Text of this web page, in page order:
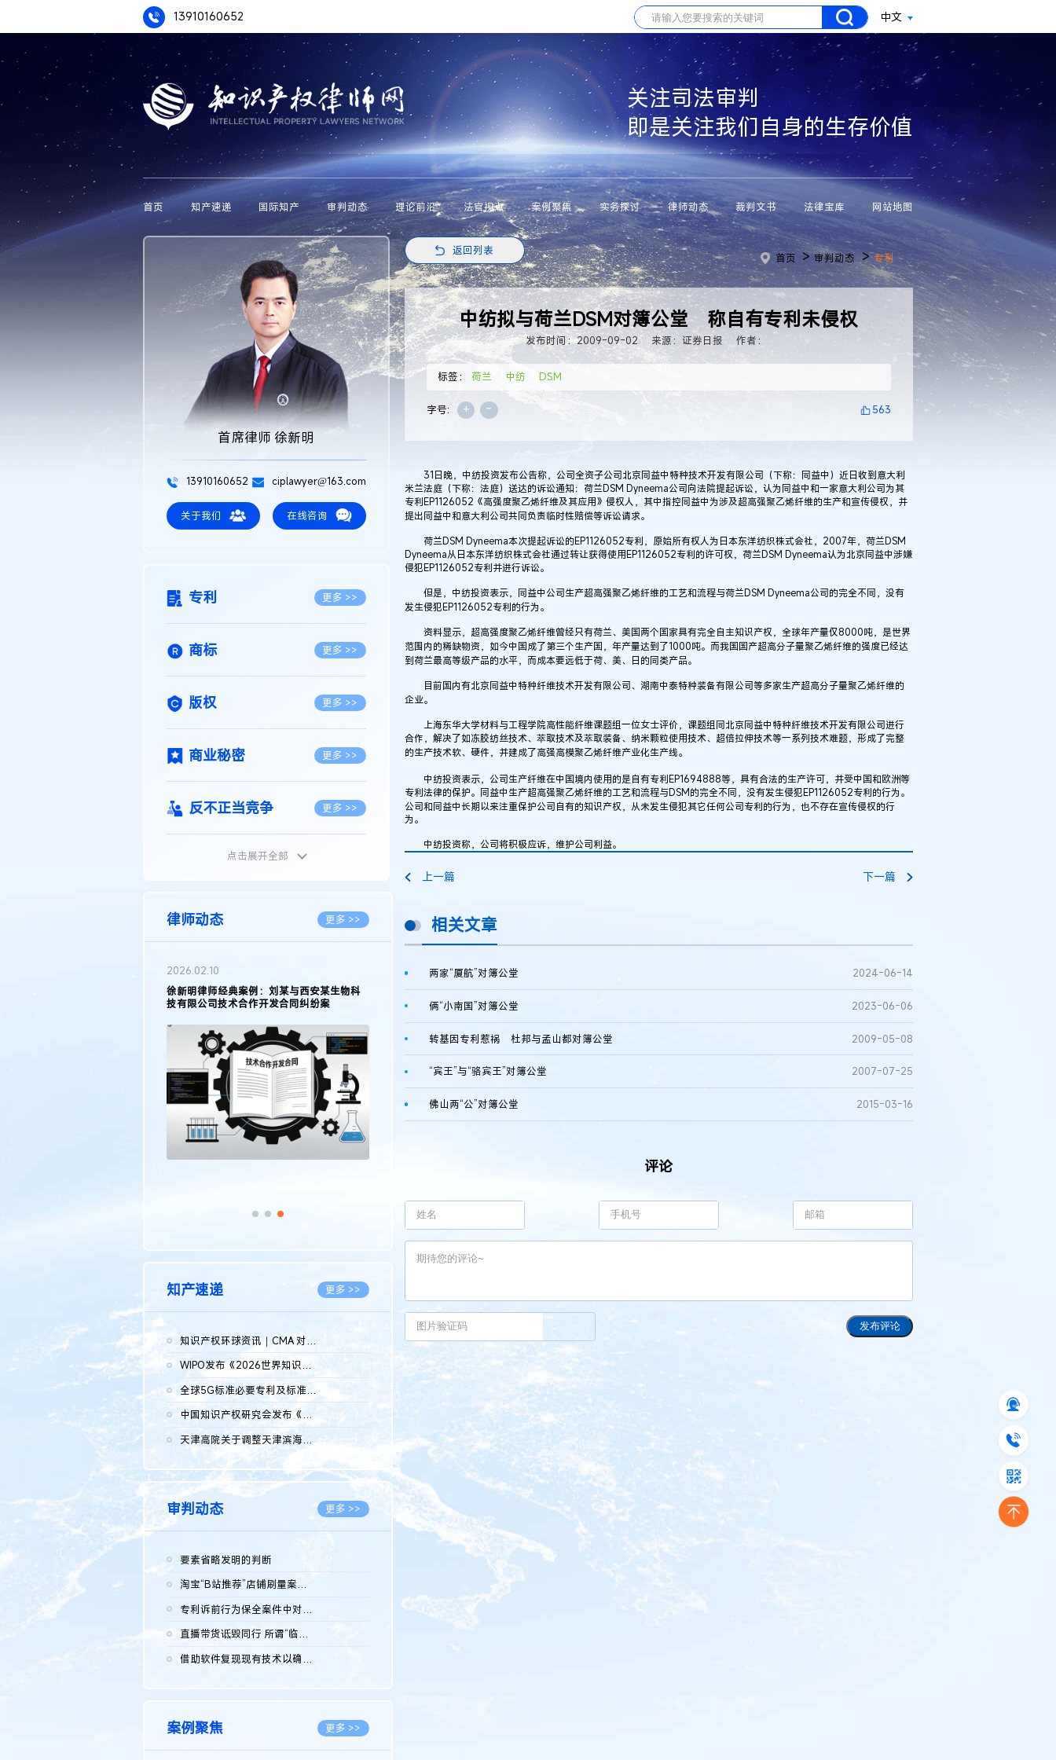
13910160652 中文
关注司法审判
即是关注我们自身的生存价值
首页 知产速递 国际知产 审判动态 理论前沿 法官视点 案例聚焦 实务探讨 律师动态 裁判文书 法律宝库 网站地图
首席律师 徐新明
13910160652 ciplawyer@163.com
关于我们 在线咨询
专利 更多 >>
商标 更多 >>
版权 更多 >>
商业秘密 更多 >>
反不正当竞争 更多 >>
植物新品种
地理标志 更多 >>
集成电路布图设计
传统文化 更多 >>
点击展开全部
律师动态 更多 >>
2026.02.10
徐新明律师经典案例：刘某与西安某生物科
技有限公司技术合作开发合同纠纷案
知产速递 更多 >>
知识产权环球资讯｜CMA 对微软发起调查；批量搬运二手平台数据构...
WIPO发布《2026世界知识产权报告》 含报告全文
2026.05.14
全球5G标准必要专利及标准提案研究报告（2026年）全文发布
2026.05.08
中国知识产权研究会发布《2025年度中国企业海外知识产权纠纷调查...
天津高院关于调整天津滨海高新技术产业开发区华苑科技园一审普通...
审判动态 更多 >>
要素省略发明的判断
淘宝“B站推荐”店铺刷量案维持原判，两被告连带赔偿150万元
专利诉前行为保全案件中对仿制药申请人曾作出三类声明的考量及违...
直播带货诋毁同行 所谓“临场发挥”不免责
借助软件复现现有技术以确认相关参数特征是否被公开
案例聚焦 更多 >>
返回列表
首页 >审判动态 >专利
中纺拟与荷兰DSM对簿公堂 称自有专利未侵权
发布时间：2009-09-02 来源：证券日报 作者：
标签： 荷兰 中纺 DSM
字号: + - 563
31日晚，中纺投资发布公告称，公司全资子公司北京同益中特种技术开发有限公司（下称：同益中）近日收到意大利
米兰法庭（下称：法庭）送达的诉讼通知：荷兰DSM Dyneema公司向法院提起诉讼，认为同益中和一家意大利公司为其
专利EP1126052《高强度聚乙烯纤维及其应用》侵权人，其中指控同益中为涉及超高强聚乙烯纤维的生产和宣传侵权，并
提出同益中和意大利公司共同负责临时性赔偿等诉讼请求。
荷兰DSM Dyneema本次提起诉讼的EP1126052专利，原始所有权人为日本东洋纺织株式会社，2007年，荷兰DSM
Dyneema从日本东洋纺织株式会社通过转让获得使用EP1126052专利的许可权，荷兰DSM Dyneema认为北京同益中涉嫌
侵犯EP1126052专利并进行诉讼。
但是，中纺投资表示，同益中公司生产超高强聚乙烯纤维的工艺和流程与荷兰DSM Dyneema公司的完全不同，没有
发生侵犯EP1126052专利的行为。
资料显示，超高强度聚乙烯纤维曾经只有荷兰、美国两个国家具有完全自主知识产权，全球年产量仅8000吨，是世界
范围内的稀缺物资，如今中国成了第三个生产国，年产量达到了1000吨。而我国国产超高分子量聚乙烯纤维的强度已经达
到荷兰最高等级产品的水平，而成本要远低于荷、美、日的同类产品。
目前国内有北京同益中特种纤维技术开发有限公司、湖南中泰特种装备有限公司等多家生产超高分子量聚乙烯纤维的
企业。
上海东华大学材料与工程学院高性能纤维课题组一位女士评价，课题组同北京同益中特种纤维技术开发有限公司进行
合作，解决了如冻胶纺丝技术、萃取技术及萃取装备、纳米颗粒使用技术、超倍拉伸技术等一系列技术难题，形成了完整
的生产技术软、硬件，并建成了高强高模聚乙烯纤维产业化生产线。
中纺投资表示，公司生产纤维在中国境内使用的是自有专利EP1694888等，具有合法的生产许可，并受中国和欧洲等
专利法律的保护。同益中生产超高强聚乙烯纤维的工艺和流程与DSM的完全不同，没有发生侵犯EP1126052专利的行为。
公司和同益中长期以来注重保护公司自有的知识产权，从未发生侵犯其它任何公司专利的行为，也不存在宣传侵权的行
为。
中纺投资称，公司将积极应诉，维护公司利益。
上一篇 下一篇
相关文章
两家“厦航”对簿公堂 2024-06-14
俩“小南国”对簿公堂 2023-06-06
转基因专利惹祸 杜邦与孟山都对簿公堂 2009-05-08
“宾王”与“骆宾王”对簿公堂 2007-07-25
佛山两“公”对簿公堂 2015-03-16
评论
发布评论